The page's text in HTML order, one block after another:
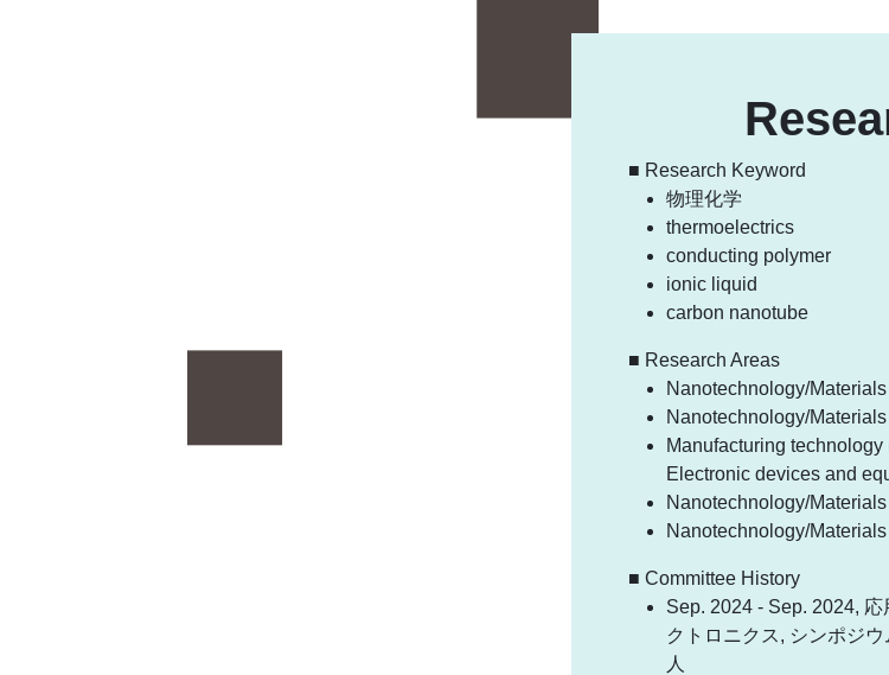
■ Research Keyword
物理化学
thermoelectrics
conducting polymer
ionic liquid
carbon nanotube
■ Research Areas
Nanotechnology/
Nanotechnology/
Manufacturing
Electronic devices and
Nanotechnology/
Nanotechnology/
■ Committee History
Sep. 2024 - Sep. 2024,
クトロニクス, シンポジ
人